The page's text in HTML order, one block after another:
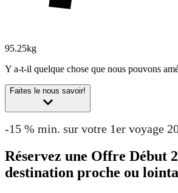
95.25kg
Y a-t-il quelque chose que nous pouvons
Faites le nous savoir!
-15 % min. sur votre 1er voyage
Réservez une Offre Début
destination proche ou